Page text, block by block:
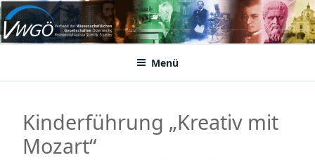
Zum
Inhalt
springenVWGÖ
Federation of Austrian Scientific Societies
Menü
Kinderführung „Kreativ mit
Mozart“